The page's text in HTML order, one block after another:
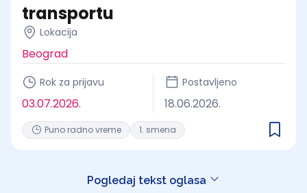
transportu
Lokacija
Beograd
Rok za prijavu
03.07.2026.
Postavljeno
18.06.2026.
Puno radno vreme 1. smena
Pogledaj tekst oglasa